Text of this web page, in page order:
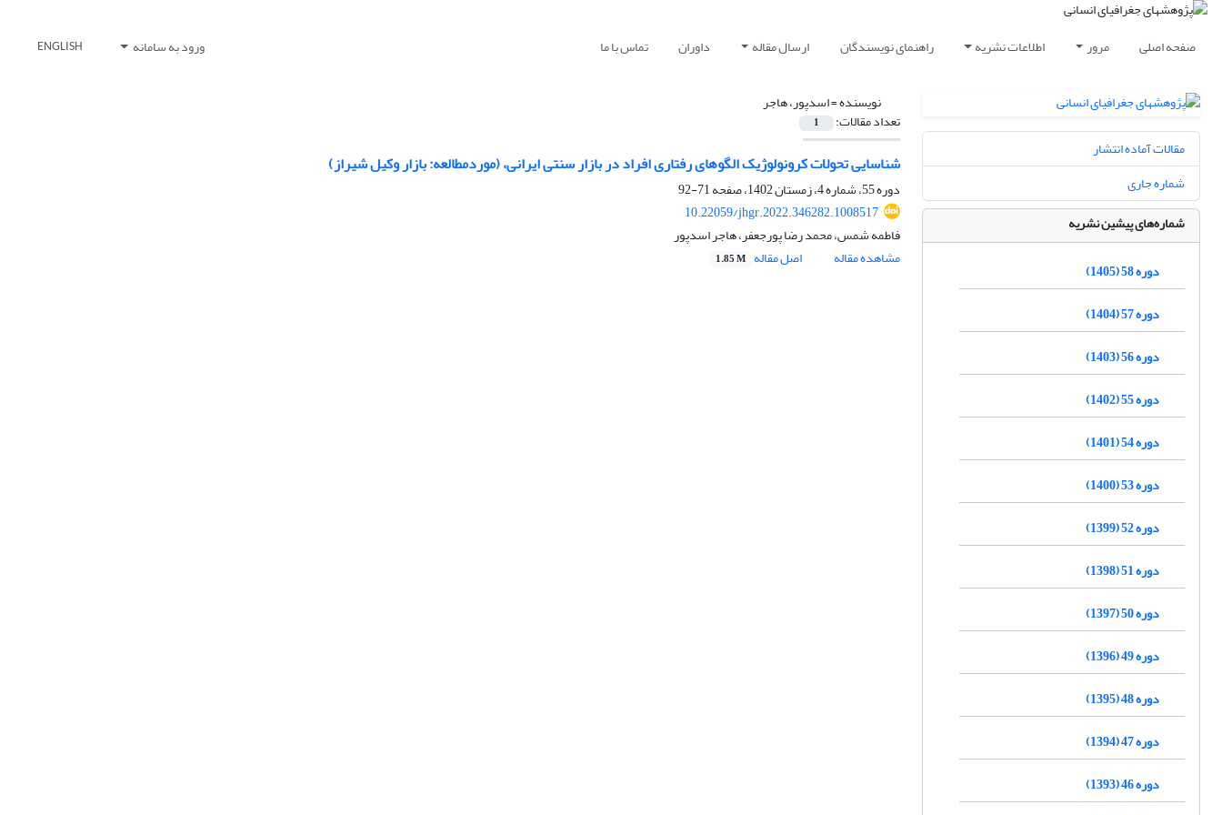
صفحه اصلی مرور اطلاعات نشریه راهنمای نویسندگان ارسال مقاله داوران تماس با ما ورود به سامانه ENGLISH
نویسنده =اسدپور، هاجر
تعداد مقالات: 1
شناسایی تحولات کرونولوژیک الگوهای رفتاری افراد در بازار سنتی ایرانی، (موردمطالعه: بازار وکیل شیراز)
دوره 55، شماره 4، زمستان 1402، صفحه
71-92
10.22059/jhgr.2022.346282.1008517
فاطمه شمس، محمد رضا پورجعفر، هاجر اسدپور
مشاهده مقاله
اصل مقاله 1.85 M
مقالات آماده انتشار
شماره جاری
شماره‌های پیشین نشریه
دوره 58 (1405)
دوره 57 (1404)
دوره 56 (1403)
دوره 55 (1402)
دوره 54 (1401)
دوره 53 (1400)
دوره 52 (1399)
دوره 51 (1398)
دوره 50 (1397)
دوره 49 (1396)
دوره 48 (1395)
دوره 47 (1394)
دوره 46 (1393)